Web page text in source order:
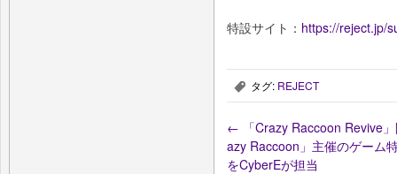
特設サイト： https://reject.jp/
, タグ: REJECT
← 「Crazy Raccoon Revive
azy Raccoon」主催のゲーム
をCyberEが担当